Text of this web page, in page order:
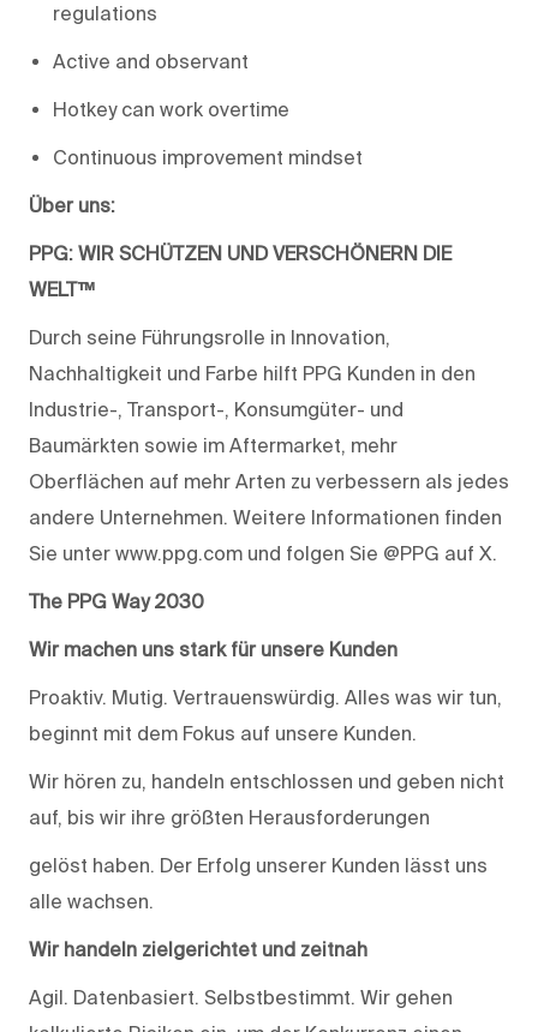
regulations
Active and observant
Hotkey can work overtime
Continuous improvement mindset
Über uns:
PPG: WIR SCHÜTZEN UND VERSCHÖNERN DIE
WELT™
Durch seine Führungsrolle in Innovation,
Nachhaltigkeit und Farbe hilft PPG Kunden in den
Industrie-, Transport-, Konsumgüter- und
Baumärkten sowie im Aftermarket, mehr
Oberflächen auf mehr Arten zu verbessern als jedes
andere Unternehmen. Weitere Informationen finden
Sie unter www.ppg.com und folgen Sie @PPG auf X.
The PPG Way 2030
Wir machen uns stark für unsere Kunden
Proaktiv. Mutig. Vertrauenswürdig. Alles was wir tun,
beginnt mit dem Fokus auf unsere Kunden.
Wir hören zu, handeln entschlossen und geben nicht
auf, bis wir ihre größten Herausforderungen
gelöst haben. Der Erfolg unserer Kunden lässt uns
alle wachsen.
Wir handeln zielgerichtet und zeitnah
Agil. Datenbasiert. Selbstbestimmt. Wir gehen